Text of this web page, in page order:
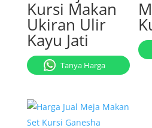
Kursi Makan
Ukiran Ulir
Kayu Jati
Tanya Harga